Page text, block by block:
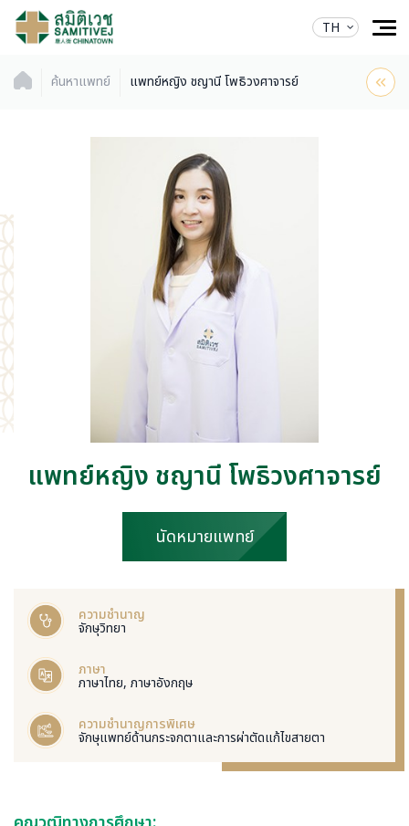
TH
ค้นหาแพทย์ แพทย์หญิง ชญานี โพธิวงศาจารย์
แพทย์หญิง ชญานี โพธิวงศาจารย์
นัดหมายแพทย์
ความชำนาญ
จักษุวิทยา
ภาษา
ภาษาไทย, ภาษาอังกฤษ
ความชำนาญการพิเศษ
จักษุแพทย์ด้านกระจกตาและการผ่าตัดแก้ไขสายตา